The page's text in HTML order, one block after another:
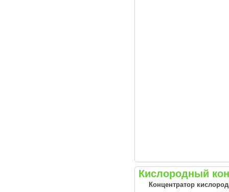
Кислородный
Концентратор